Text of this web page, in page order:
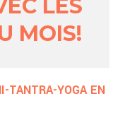
LES
MOIS!
TANTRA-YOGA EN